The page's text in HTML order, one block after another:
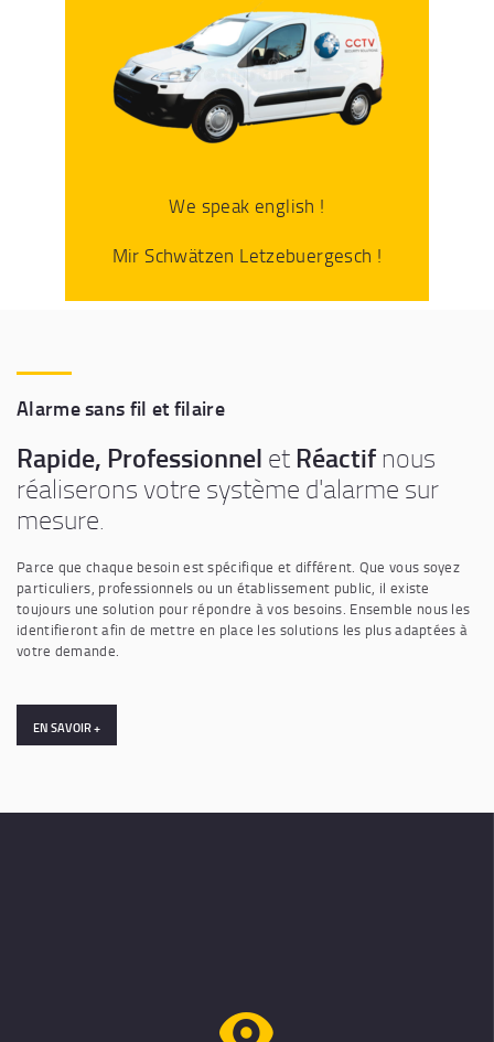
We speak english !
Mir Schwätzen Letzebuergesch !
Alarme sans fil et filaire
Rapide, Professionnel et Réactif nous
réaliserons votre système d'alarme sur
mesure.
Parce que chaque besoin est spécifique et différent. Que vous soyez
particuliers, professionnels ou un établissement public, il existe
toujours une solution pour répondre à vos besoins. Ensemble nous les
identifieront afin de mettre en place les solutions les plus adaptées à
votre demande.
EN SAVOIR +
Vidéophonie